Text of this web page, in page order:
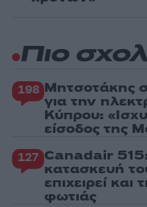
Πιο
198 Μητσοτάκης
για την
Κύπρου:
είσοδος της
127 Canadair
κατασκευή
επιχειρεί
φωτιάς